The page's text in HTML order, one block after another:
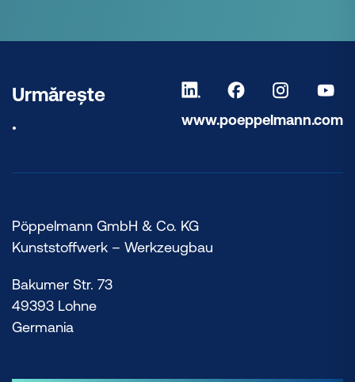
Urmărește
.
www.poeppelmann.com
Pöppelmann GmbH & Co. KG
Kunststoffwerk – Werkzeugbau
Bakumer Str. 73
49393 Lohne
Germania